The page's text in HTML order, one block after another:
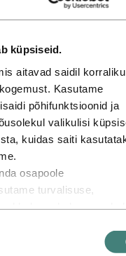
küpsiseid.
aitavad saidil
Kasutame
põhifunktsioonid ja
valikulisi
kuidas saiti
osapoole
turvalisuse,
olete neile edastanud,
arvamust avaldada ja
Hydro põhiväärtusi oma
ja oma aja kaudu,
veedab Camila
projekti nimega